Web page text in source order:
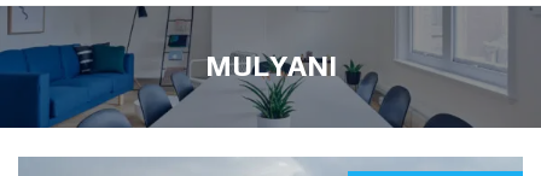
MULYANI